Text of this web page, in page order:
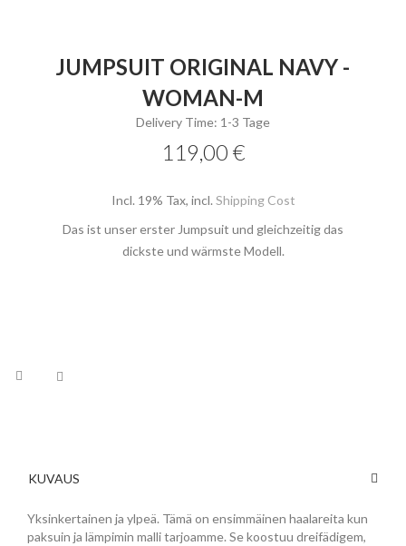
JUMPSUIT ORIGINAL NAVY -
WOMAN-M
Delivery Time: 1-3 Tage
119,00 €
Incl. 19% Tax, incl. Shipping Cost
Das ist unser erster Jumpsuit und gleichzeitig das
dickste und wärmste Modell.
KUVAUS
Yksinkertainen ja ylpeä. Tämä on ensimmäinen haalareita kun
paksuin ja lämpimin malli tarjoamme. Se koostuu dreifädigem,